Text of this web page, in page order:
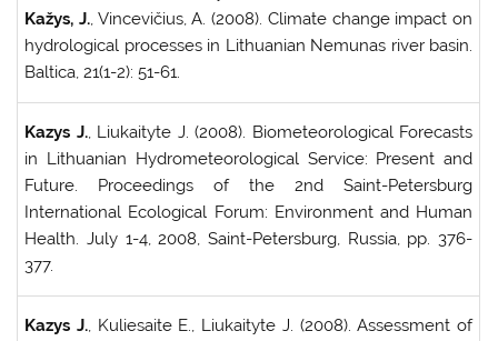
Kažys, J., Vincevičius, A. (2008). Climate change impact on
hydrological processes in Lithuanian Nemunas river basin.
Baltica, 21(1-2): 51-61.
Kazys J., Liukaityte J. (2008). Biometeorological Forecasts
in Lithuanian Hydrometeorological Service: Present and
Future. Proceedings of the 2nd Saint-Petersburg
International Ecological Forum: Environment and Human
Health. July 1-4, 2008, Saint-Petersburg, Russia, pp. 376-
377.
Kazys J., Kuliesaite E., Liukaityte J. (2008). Assessment of